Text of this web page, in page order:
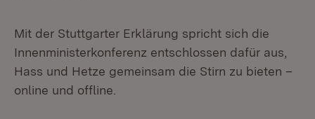
Mit der Stuttgarter Erklärung spricht sich die
Innenministerkonferenz entschlossen dafür aus,
Hass und Hetze gemeinsam die Stirn zu bieten –
online und offline.